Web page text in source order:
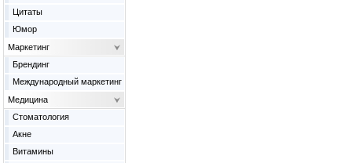
Цитаты
Юмор
Маркетинг
Брендинг
Международный маркетинг
Медицина
Cтоматология
Акне
Витамины